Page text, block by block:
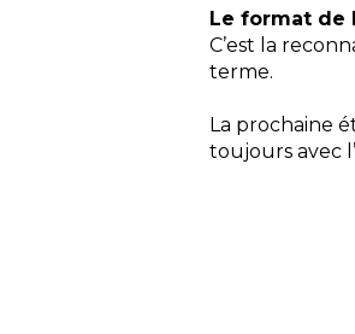
Le format de
C’est la
terme.
La prochaine
toujours avec